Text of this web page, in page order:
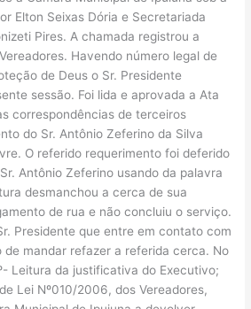
Elton Seixas Dória e Secretariada
Pires. A chamada registrou a
Havendo número legal de
de Deus o Sr. Presidente
sessão. Foi lida e aprovada a Ata
correspondências de terceiros
do Sr. Antônio Zeferino da Silva
O referido requerimento foi deferido
Antônio Zeferino usando da palavra
desmanchou a cerca de sua
de rua e não concluiu o serviço.
Presidente que entre em contato com
de mandar refazer a referida cerca. No
Leitura da justificativa do Executivo;
Lei Nº010/2006, dos Vereadores,